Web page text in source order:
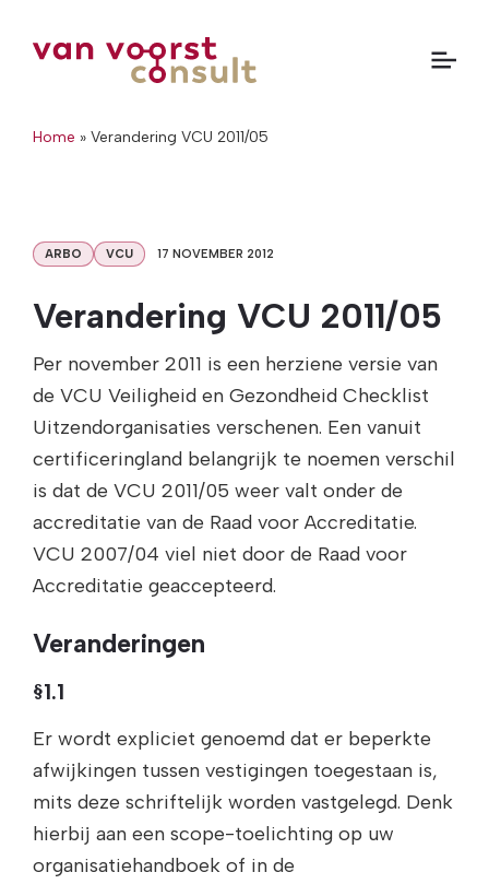
Home » Verandering VCU 2011/05
ARBO VCU 17 NOVEMBER 2012
Verandering VCU 2011/05
Per november 2011 is een herziene versie van
de VCU Veiligheid en Gezondheid Checklist
Uitzendorganisaties verschenen. Een vanuit
certificeringland belangrijk te noemen verschil
is dat de VCU 2011/05 weer valt onder de
accreditatie van de Raad voor Accreditatie.
VCU 2007/04 viel niet door de Raad voor
Accreditatie geaccepteerd.
Veranderingen
§1.1
Er wordt expliciet genoemd dat er beperkte
afwijkingen tussen vestigingen toegestaan is,
mits deze schriftelijk worden vastgelegd. Denk
hierbij aan een scope-toelichting op uw
organisatiehandboek of in de